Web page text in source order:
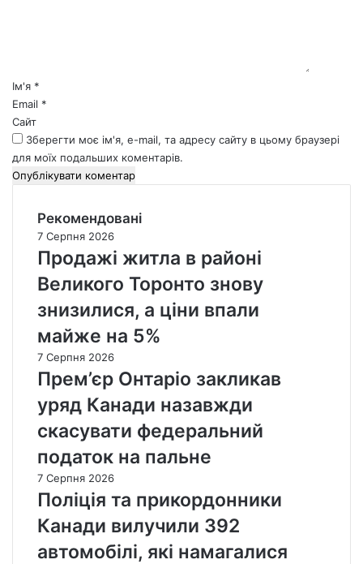
*Ім'я *
Email *
Сайт
Зберегти моє ім'я, e-mail, та адресу сайту в цьому браузері
для моїх подальших коментарів.
Рекомендовані
7 Серпня 2026
Продажі житла в районі
Великого Торонто знову
знизилися, а ціни впали
майже на 5%
7 Серпня 2026
Прем’єр Онтаріо закликав
уряд Канади назавжди
скасувати федеральний
податок на пальне
7 Серпня 2026
Поліція та прикордонники
Канади вилучили 392
автомобілі, які намагалися